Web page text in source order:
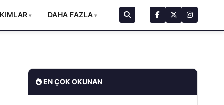
DAHA FAZLA
EN ÇOK OKUNAN